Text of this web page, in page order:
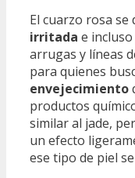
El cuarzo rosa se
irritada e
arrugas y líneas
para quienes
envejecimiento
productos
similar al jade,
un efecto
ese tipo de piel